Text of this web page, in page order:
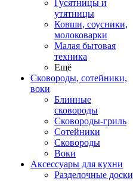
Гусятницы и
утятницы
Ковши, соусники,
молоковарки
Малая бытовая
техника
Ещё
Сковороды, сотейники,
воки
Блинные
сковороды
Сковороды-гриль
Сотейники
Сковороды
Воки
Аксессуары для кухни
Разделочные доски